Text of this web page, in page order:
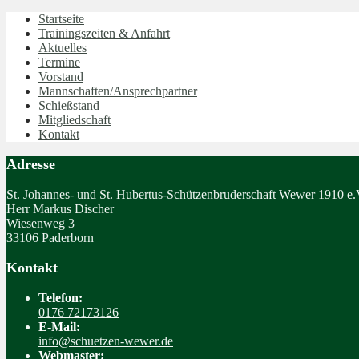
Startseite
Trainingszeiten & Anfahrt
Aktuelles
Termine
Vorstand
Mannschaften/Ansprechpartner
Schießstand
Mitgliedschaft
Kontakt
Adresse
St. Johannes- und St. Hubertus-Schützenbruderschaft Wewer 1910
Herr Markus Discher
Wiesenweg 3
33106 Paderborn
Kontakt
Telefon:
0176 72173126
E-Mail:
info@schuetzen-wewer.de
Webmaster: